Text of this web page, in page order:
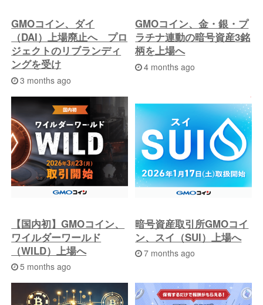
へ
GMOコイン、ダイ
（DAI）上場廃止へ プロ
ジェクトのリブランディ
ングを受け
3 months ago
GMOコイン、金・銀・プ
ラチナ連動の暗号資産3銘
柄を上場へ
4 months ago
【国内初】GMOコイン、
ワイルダーワールド
（WILD）上場へ
5 months ago
暗号資産取引所GMOコイ
ン、スイ（SUI）上場へ
7 months ago